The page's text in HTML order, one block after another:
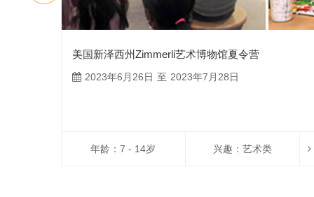
美国新泽西州Zimmerli艺术博物馆夏令营
2023年6月26日 至 2023年7月28日
年龄：7 - 14岁 兴趣： 艺术类